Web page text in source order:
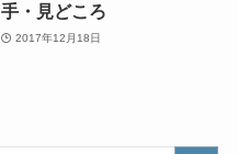
手・見どころ
2017年12月18日